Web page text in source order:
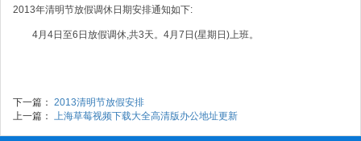
2013年清明节放假调休日期安排通知如下:
4月4日至6日放假调休,共3天。4月7日(星期日)上班。
下一篇： 2013清明节放假安排
上一篇： 上海草莓视频下载大全高清版办公地址更新